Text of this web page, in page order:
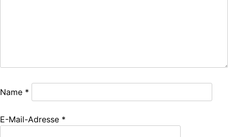
Name *
E-Mail-Adresse *